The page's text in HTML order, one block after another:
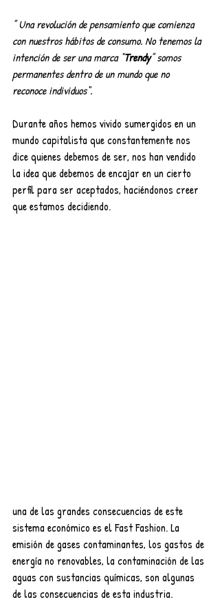
” Una revolución de pensamiento que comienza
con nuestros hábitos de consumo. No tenemos la
intención de ser una marca “Trendy” somos
permanentes dentro de un mundo que no
reconoce individuos“.
Durante años hemos vivido sumergidos en un
mundo capitalista que constantemente nos
dice quienes debemos de ser, nos han vendido
la idea que debemos de encajar en un cierto
perfil para ser aceptados, haciéndonos creer
que estamos decidiendo.
una de las grandes consecuencias de este
sistema económico es el Fast Fashion. La
emisión de gases contaminantes, los gastos de
energía no renovables, la contaminación de las
aguas con sustancias químicas, son algunas
de las consecuencias de esta industria.